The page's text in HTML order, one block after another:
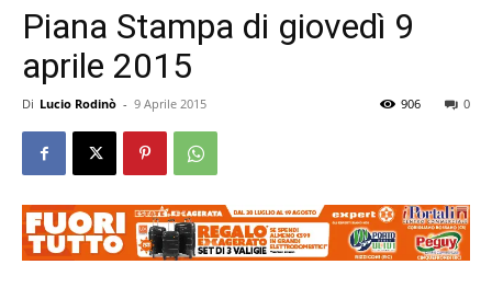
Piana Stampa di giovedì 9
aprile 2015
Di Lucio Rodinò - 9 Aprile 2015 0
906